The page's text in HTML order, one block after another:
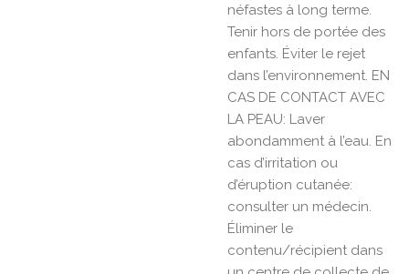
néfastes à long terme.
Tenir hors de portée des
enfants. Éviter le rejet
dans l’environnement. EN
CAS DE CONTACT AVEC
LA PEAU: Laver
abondamment à l’eau. En
cas d’irritation ou
d’éruption cutanée:
consulter un médecin.
Éliminer le
contenu/récipient dans